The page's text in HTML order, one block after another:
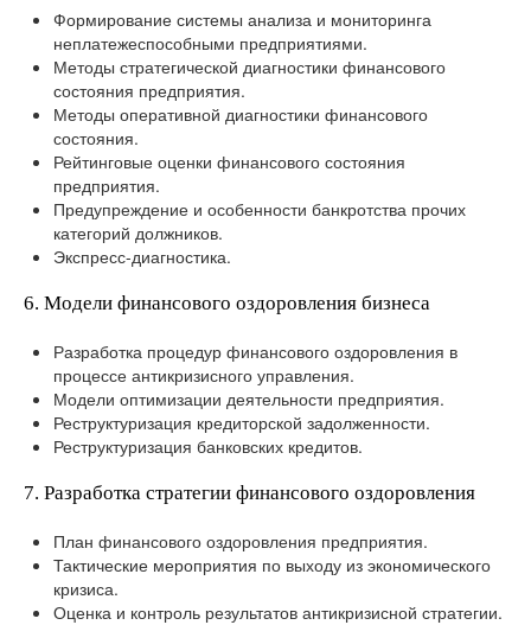
Формирование системы анализа и мониторинга
неплатежеспособными предприятиями.
Методы стратегической диагностики финансового
состояния предприятия.
Методы оперативной диагностики финансового
состояния.
Рейтинговые оценки финансового состояния
предприятия.
Предупреждение и особенности банкротства прочих
категорий должников.
Экспресс-диагностика.
6. Модели финансового оздоровления бизнеса
Разработка процедур финансового оздоровления в
процессе антикризисного управления.
Модели оптимизации деятельности предприятия.
Реструктуризация кредиторской задолженности.
Реструктуризация банковских кредитов.
7. Разработка стратегии финансового оздоровления
План финансового оздоровления предприятия.
Тактические мероприятия по выходу из экономического
кризиса.
Оценка и контроль результатов антикризисной стратегии.